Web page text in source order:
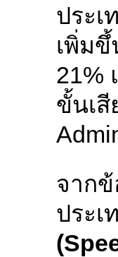
ประเ
เพิ่มขึ้
21%
ขั้นเสี
จาก
ประ